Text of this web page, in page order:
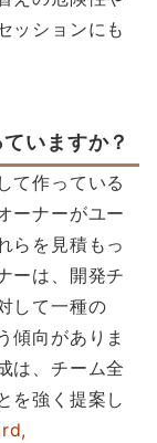
ッションにも
いますか？
て作っている
ーナーがユー
らを見積もっ
ーは、開発チ
して一種の
傾向がありま
は、チーム全
を強く提案し